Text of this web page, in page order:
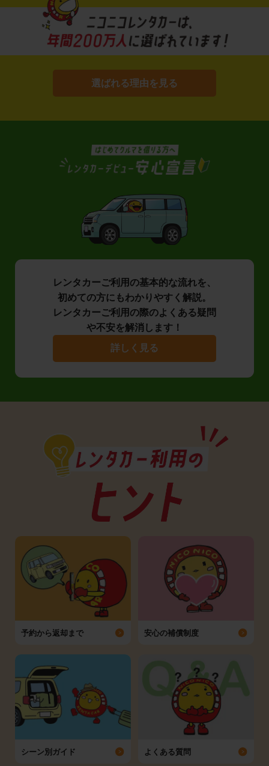
選ばれる理由を見る
レンタカーご利用の基本的な流れを、
初めての方にもわかりやすく解説。
レンタカーご利用の際のよくある疑問
や不安を解消します！
詳しく見る
予約から返却まで 安心の補償制度
シーン別ガイド よくある質問